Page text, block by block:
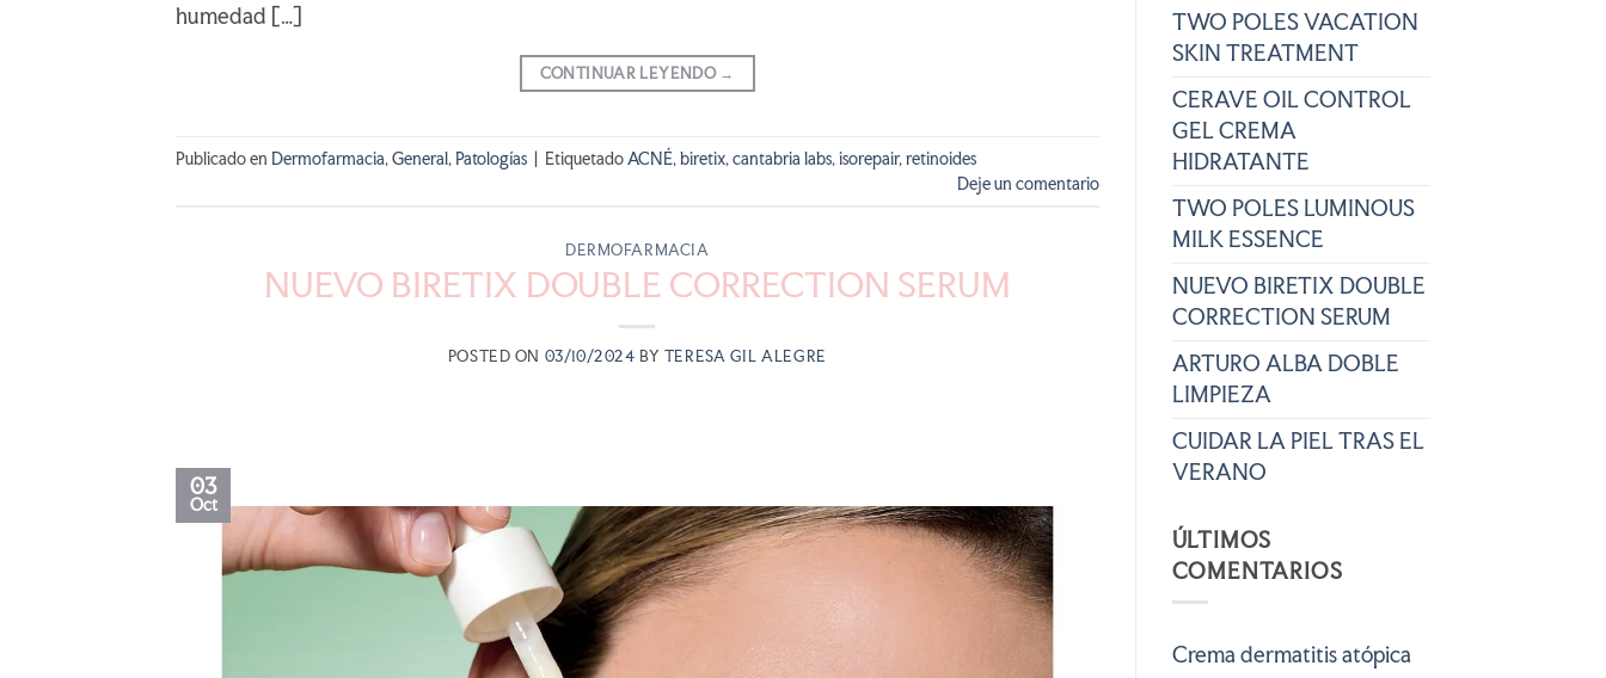
humedad […]
CONTINUAR LEYENDO →
Publicado en Dermofarmacia, General, Patologías | Etiquetado ACNÉ, biretix, cantabria labs, isorepair, retinoides
Deje un comentario
DERMOFARMACIA
NUEVO BIRETIX DOUBLE CORRECTION SERUM
POSTED ON 03/10/2024 BY TERESA GIL ALEGRE
03
Oct
TWO POLES VACATION
SKIN TREATMENT
CERAVE OIL CONTROL
GEL CREMA
HIDRATANTE
TWO POLES LUMINOUS
MILK ESSENCE
NUEVO BIRETIX DOUBLE
CORRECTION SERUM
ARTURO ALBA DOBLE
LIMPIEZA
CUIDAR LA PIEL TRAS EL
VERANO
ÚLTIMOS
COMENTARIOS
Crema dermatitis atópica